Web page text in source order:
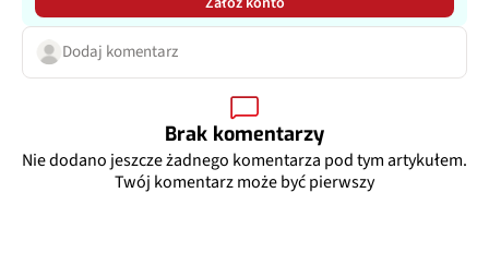
Dodaj komentarz
Brak komentarzy
Nie dodano jeszcze żadnego komentarza pod tym artykułem.
Twój komentarz może być pierwszy